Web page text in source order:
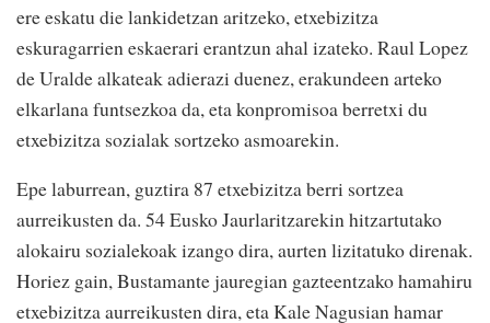
ere eskatu die lankidetzan aritzeko, etxebizitza
eskuragarrien eskaerari erantzun ahal izateko. Raul Lopez
de Uralde alkateak adierazi duenez, erakundeen arteko
elkarlana funtsezkoa da, eta konpromisoa berretxi du
etxebizitza sozialak sortzeko asmoarekin.
Epe laburrean, guztira 87 etxebizitza berri sortzea
aurreikusten da. 54 Eusko Jaurlaritzarekin hitzartutako
alokairu sozialekoak izango dira, aurten lizitatuko direnak.
Horiez gain, Bustamante jauregian gazteentzako hamahiru
etxebizitza aurreikusten dira, eta Kale Nagusian hamar